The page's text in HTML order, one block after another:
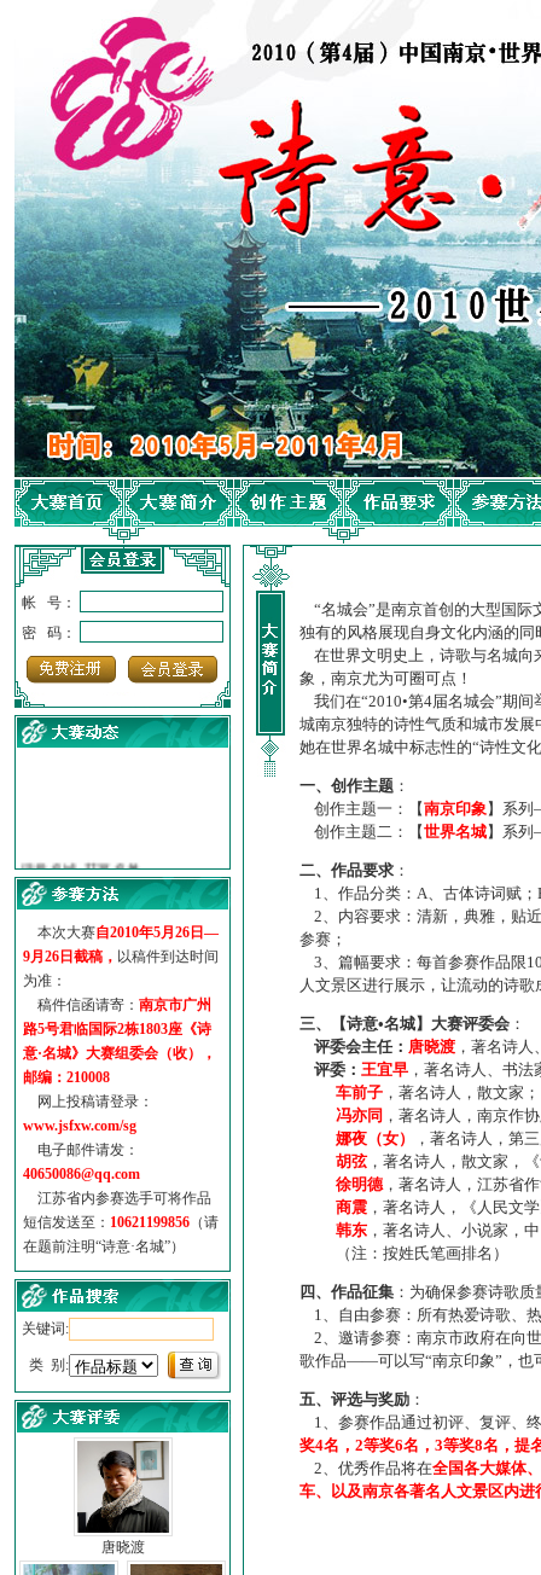
帐 号：
密 码：
·【诗意·名城】地铁展示作...
诗意名城·地铁时间
参赛作品多达5000多首
“诗意·名城”晒诗会
特别通知--致广大诗词爱好...
本次大赛自2010年5月26日—
9月26日截稿， 以稿件到达时间
为准：
稿件信函请寄： 南京市广州
路5号君临国际2栋1803座《诗
意·名城》大赛组委会（收），
邮编：210008
网上投稿请登录：
www.jsfxw.com/sg
电子邮件请发：
40650086@qq.com
江苏省内参赛选手可将作品
短信发送至： 10621199856 （请
在题前注明“诗意·名城”）
关键词:
类 别:
唐晓渡
“名城会”是南京首创的大型国际
独有的风格展现自身文化内涵的
在世界文明史上，诗歌与名城向
象，南京尤为可圈可点！
我们在“2010•第4届名城会”期
城南京独特的诗性气质和城市发
她在世界名城中标志性的“诗性文
一、创作主题 ：
创作主题一：【南京印象】系
创作主题二：【世界名城】系
二、作品要求 ：
1、作品分类：A、古体诗词赋；
2、内容要求：清新，典雅，贴
参赛；
3、篇幅要求：每首参赛作品限
人文景区进行展示，让流动的诗
三、【诗意•名城】大赛评委会 ：
评委会主任： 唐晓渡 ，著名诗
评委： 王宜早 ，著名诗人、书
车前子 ，著名诗人，散文家；
冯亦同 ，著名诗人，南京作
娜夜（女）
，著名诗人，第
胡弦，著名诗人，散文家，
徐明德，著名诗人，江苏省
商震 ，著名诗人，《人民文
韩东 ，著名诗人、小说家，
（注：按姓氏笔画排名）
四、作品征集 ：为确保参赛诗歌
1、自由参赛：所有热爱诗歌、
2、邀请参赛：南京市政府在向
歌作品——可以写“南京印象”，也
五、评选与奖励 ：
1、参赛作品通过初评、复评、
奖4名，2等奖6名，3等奖8名，提
2、优秀作品将在全国各大媒体
车、以及南京各著名人文景区内进